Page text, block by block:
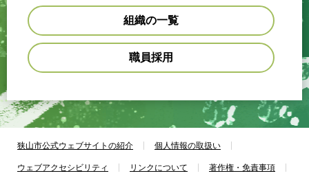
組織の一覧
職員採用
狭山市公式ウェブサイトの紹介 個人情報の取扱い
ウェブアクセシビリティ リンクについて 著作権・免責事項